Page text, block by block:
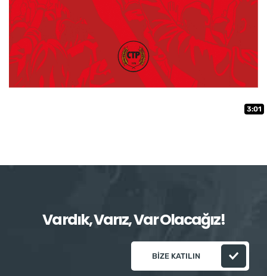
3:01
Vardık, Varız, Var Olacağız!
BIZE KATILIN